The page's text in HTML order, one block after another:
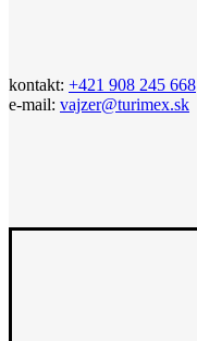
kontakt: +421 908 245 668
e-mail: vajzer@turimex.sk